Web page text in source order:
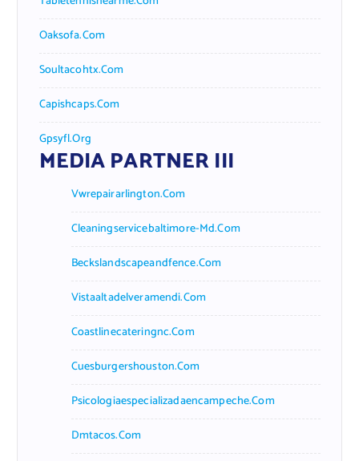
Oaksofa.com
Soultacohtx.com
Capishcaps.com
Gpsyfl.org
MEDIA PARTNER III
Vwrepairarlington.com
Cleaningservicebaltimore-Md.com
Beckslandscapeandfence.com
Vistaaltadelveramendi.com
Coastlinecateringnc.com
Cuesburgershouston.com
Psicologiaespecializadaencampeche.com
Dmtacos.com